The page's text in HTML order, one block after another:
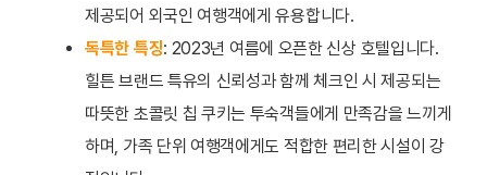
제공되어 외국인 여행객에게 유용합니다.
독특한 특징: 2023년 여름에 오픈한 신상 호텔입니다.
힐튼 브랜드 특유의 신뢰성과 함께 체크인 시 제공되는
따뜻한 초콜릿 칩 쿠키는 투숙객들에게 만족감을 느끼게
하며, 가족 단위 여행객에게도 적합한 편리한 시설이 강